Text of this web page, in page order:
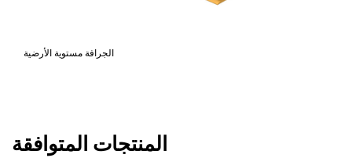
الجرافة مستوية الأرضية
المنتجات المتوافقة